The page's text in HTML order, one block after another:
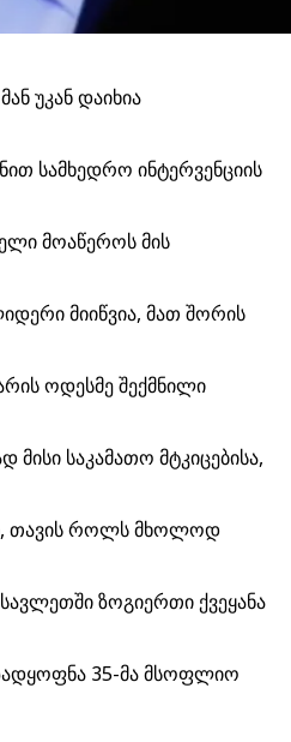
უკან დაიხია
სამხედრო ინტერვენციის
მოაწეროს მის
მიიწვია, მათ შორის
ოდესმე შექმნილი
მისი საკამათო მტკიცებისა,
თავის როლს მხოლოდ
ზოგიერთი ქვეყანა
35-მა მსოფლიო